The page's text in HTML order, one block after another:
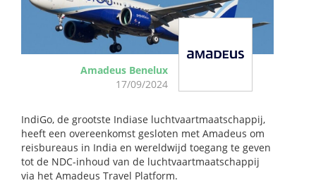
Amadeus Benelux
17/09/2024
IndiGo, de grootste Indiase luchtvaartmaatschappij,
heeft een overeenkomst gesloten met Amadeus om
reisbureaus in India en wereldwijd toegang te geven
tot de NDC-inhoud van de luchtvaartmaatschappij
via het Amadeus Travel Platform.